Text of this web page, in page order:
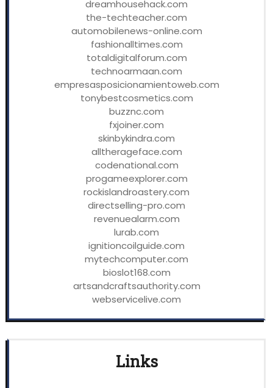
dreamhousehack.com
the-techteacher.com
automobilenews-online.com
fashionalltimes.com
totaldigitalforum.com
technoarmaan.com
empresasposicionamientoweb.com
tonybestcosmetics.com
buzznc.com
fxjoiner.com
skinbykindra.com
alltherageface.com
codenational.com
progameexplorer.com
rockislandroastery.com
directselling-pro.com
revenuealarm.com
lurab.com
ignitioncoilguide.com
mytechcomputer.com
bioslot168.com
artsandcraftsauthority.com
webservicelive.com
Links